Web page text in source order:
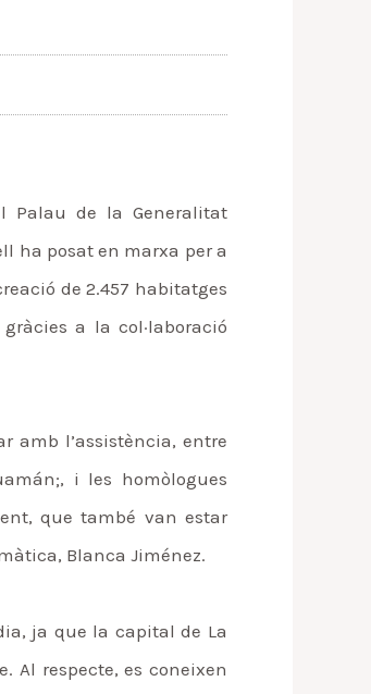
Palau de la Generalitat
ha posat en marxa per a
de 2.457 habitatges
a la col·laboració
amb l’assistència, entre
i les homòlogues
que també van estar
Blanca Jiménez.
ja que la capital de La
Al respecte, es coneixen